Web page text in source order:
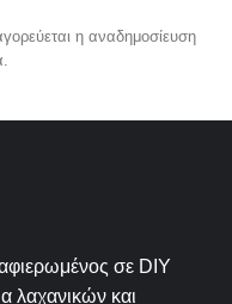
η αναδημοσίευση
σε DIY
λαχανικών και